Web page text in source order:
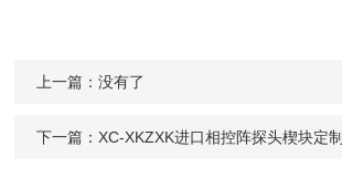
上一篇：没有了
下一篇： XC-XKZXK进口相控阵探头楔块定制